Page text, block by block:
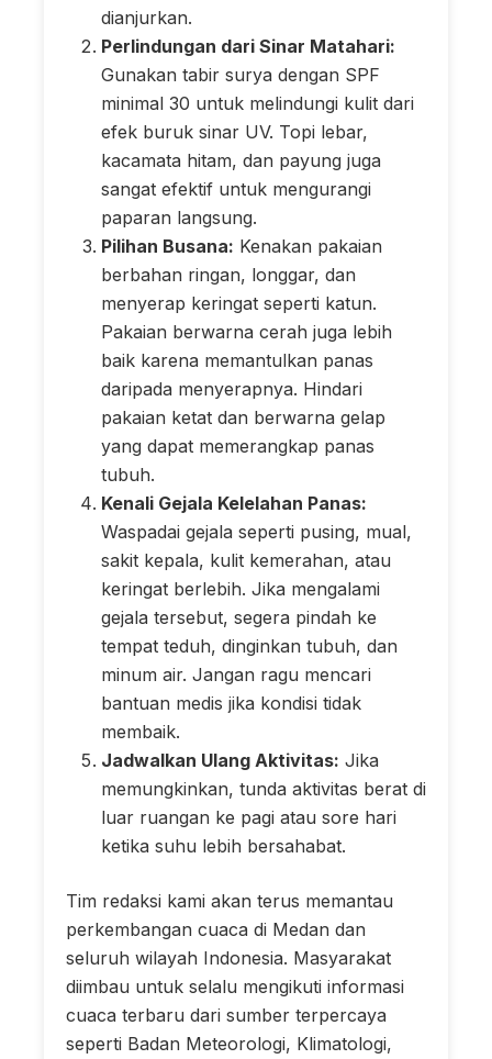
dianjurkan.
Perlindungan dari Sinar Matahari:
Gunakan tabir surya dengan SPF
minimal 30 untuk melindungi kulit dari
efek buruk sinar UV. Topi lebar,
kacamata hitam, dan payung juga
sangat efektif untuk mengurangi
paparan langsung.
Pilihan Busana: Kenakan pakaian
berbahan ringan, longgar, dan
menyerap keringat seperti katun.
Pakaian berwarna cerah juga lebih
baik karena memantulkan panas
daripada menyerapnya. Hindari
pakaian ketat dan berwarna gelap
yang dapat memerangkap panas
tubuh.
Kenali Gejala Kelelahan Panas:
Waspadai gejala seperti pusing, mual,
sakit kepala, kulit kemerahan, atau
keringat berlebih. Jika mengalami
gejala tersebut, segera pindah ke
tempat teduh, dinginkan tubuh, dan
minum air. Jangan ragu mencari
bantuan medis jika kondisi tidak
membaik.
Jadwalkan Ulang Aktivitas: Jika
memungkinkan, tunda aktivitas berat di
luar ruangan ke pagi atau sore hari
ketika suhu lebih bersahabat.
Tim redaksi kami akan terus memantau
perkembangan cuaca di Medan dan
seluruh wilayah Indonesia. Masyarakat
diimbau untuk selalu mengikuti informasi
cuaca terbaru dari sumber terpercaya
seperti Badan Meteorologi, Klimatologi,